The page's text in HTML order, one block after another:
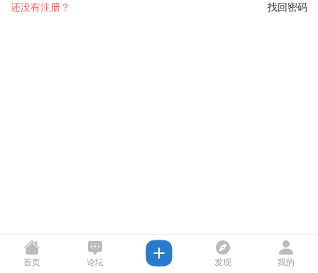
找回密码
还没有注册？
首页 论坛 发现 我的